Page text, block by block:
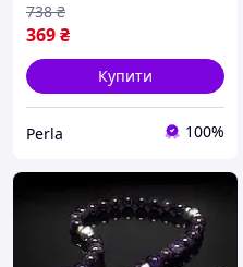
369₴
738 ₴
Купити
Perla 100%